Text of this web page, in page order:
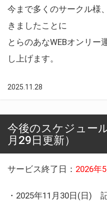
今まで多くのサークル様
きましたことに
とらのあなWEBオンリー
し上げます。
2025.11.28
今後のスケジュー
月29日更新）
サービス終了日： 2026年
・2025年11月30日(日)